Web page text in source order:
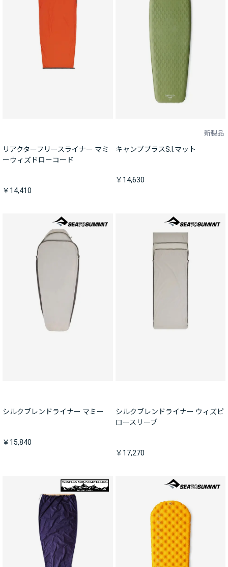
リアクターフリースライナー マミ
ーウィズドローコード
￥14,410
新製品
キャンププラスS.I.マット
￥14,630
シルクブレンドライナー マミー
￥15,840
シルクブレンドライナー ウィズピ
ロースリーブ
￥17,270